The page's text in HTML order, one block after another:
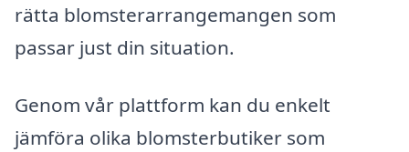
rätta blomsterarrangemangen som
passar just din situation.
Genom vår plattform kan du enkelt
jämföra olika blomsterbutiker som